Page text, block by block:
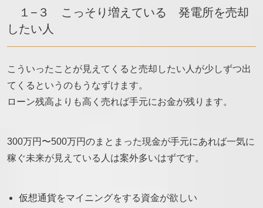
１−３ こっそり増えている 発電所を売却
したい人
こういったことが見えてくると売却したい人が少しずつ出
てくるというのもうなずけます。
ローン残高よりも高く売れば手元にお金が残ります。
300万円〜500万円のまとまった現金が手元にあれば一気に
稼ぐ未来が見えている人は案外多いはずです。
仮想通貨をマイニングをする資金が欲しい